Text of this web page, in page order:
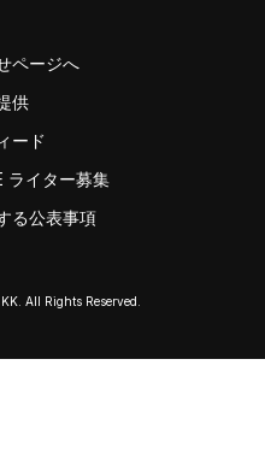
ページへ
供
ード
ライター募集
る公表事項
All Rights Reserved.